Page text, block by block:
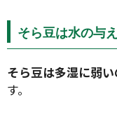
そら豆は水の与
そら豆は多湿に弱
す。